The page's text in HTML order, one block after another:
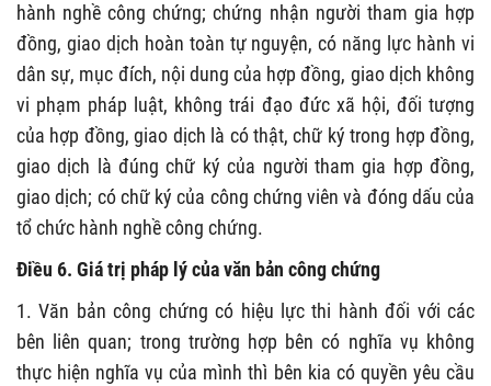
hành nghề công chứng; chứng nhận người tham gia hợp
đồng, giao dịch hoàn toàn tự nguyện, có năng lực hành vi
dân sự, mục đích, nội dung của hợp đồng, giao dịch không
vi phạm pháp luật, không trái đạo đức xã hội, đối tượng
của hợp đồng, giao dịch là có thật, chữ ký trong hợp đồng,
giao dịch là đúng chữ ký của người tham gia hợp đồng,
giao dịch; có chữ ký của công chứng viên và đóng dấu của
tổ chức hành nghề công chứng.
Điều 6. Giá trị pháp lý của văn bản công chứng
1. Văn bản công chứng có hiệu lực thi hành đối với các
bên liên quan; trong trường hợp bên có nghĩa vụ không
thực hiện nghĩa vụ của mình thì bên kia có quyền yêu cầu